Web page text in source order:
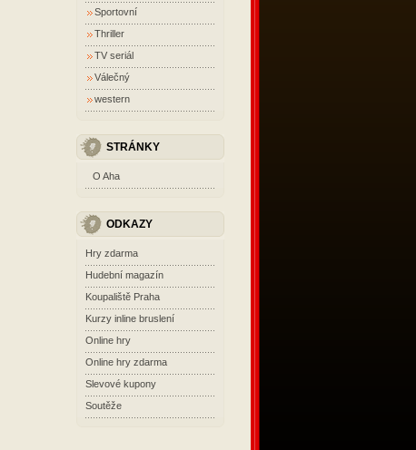
Sportovní
Thriller
TV seriál
Válečný
western
STRÁNKY
O Aha
ODKAZY
Hry zdarma
Hudební magazín
Koupaliště Praha
Kurzy inline bruslení
Online hry
Online hry zdarma
Slevové kupony
Soutěže